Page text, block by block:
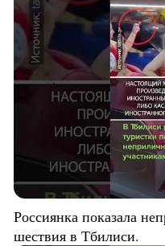
Россиянка показала
шествия в Тбилиси.